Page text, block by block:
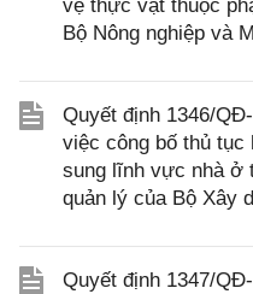
vệ thực vật thuộc
Bộ Nông nghiệp và
Quyết định 1346/
việc công bố thủ
sung lĩnh vực nhà ở
quản lý của Bộ Xây
Quyết định 1347/